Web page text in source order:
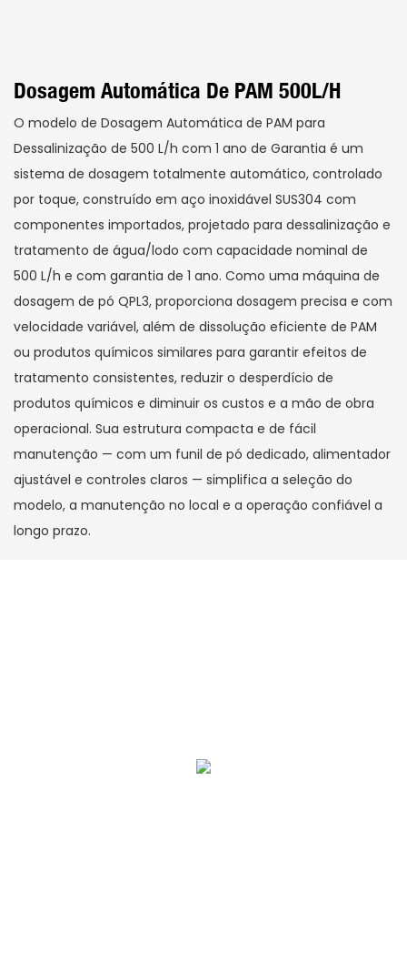
Dosagem Automática De PAM 500L/h
O modelo de Dosagem Automática de PAM para
Dessalinização de 500 L/h com 1 ano de Garantia é um
sistema de dosagem totalmente automático, controlado
por toque, construído em aço inoxidável SUS304 com
componentes importados, projetado para dessalinização e
tratamento de água/lodo com capacidade nominal de
500 L/h e com garantia de 1 ano. Como uma máquina de
dosagem de pó QPL3, proporciona dosagem precisa e com
velocidade variável, além de dissolução eficiente de PAM
ou produtos químicos similares para garantir efeitos de
tratamento consistentes, reduzir o desperdício de
produtos químicos e diminuir os custos e a mão de obra
operacional. Sua estrutura compacta e de fácil
manutenção — com um funil de pó dedicado, alimentador
ajustável e controles claros — simplifica a seleção do
modelo, a manutenção no local e a operação confiável a
longo prazo.